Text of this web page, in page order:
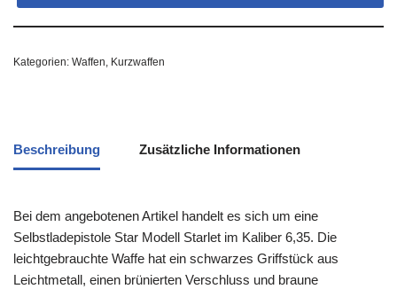
Kategorien: Waffen Kurzwaffen
Beschreibung Zusätzliche Informationen
Bei dem angebotenen Artikel handelt es sich um eine
Selbstladepistole Star Modell Starlet im Kaliber 6,35. Die
leichtgebrauchte Waffe hat ein schwarzes Griffstück aus
Leichtmetall, einen brünierten Verschluss und braune